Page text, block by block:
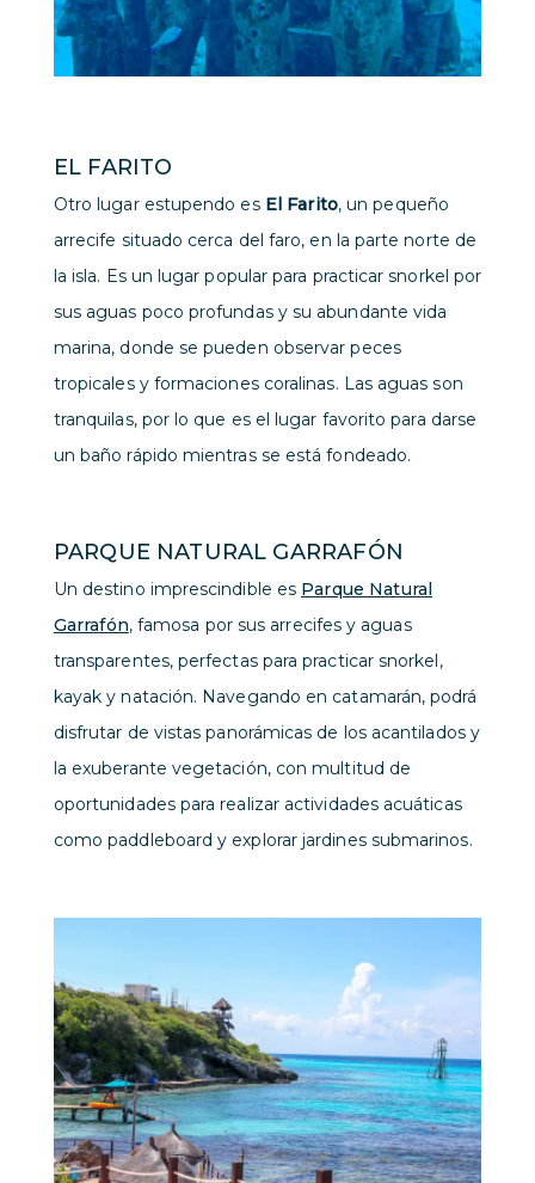
EL FARITO
Otro lugar estupendo es El Farito, un pequeño
arrecife situado cerca del faro, en la parte norte de
la isla. Es un lugar popular para practicar snorkel por
sus aguas poco profundas y su abundante vida
marina, donde se pueden observar peces
tropicales y formaciones coralinas. Las aguas son
tranquilas, por lo que es el lugar favorito para darse
un baño rápido mientras se está fondeado.
PARQUE NATURAL GARRAFÓN
Un destino imprescindible es Parque Natural
Garrafón, famosa por sus arrecifes y aguas
transparentes, perfectas para practicar snorkel,
kayak y natación. Navegando en catamarán, podrá
disfrutar de vistas panorámicas de los acantilados y
la exuberante vegetación, con multitud de
oportunidades para realizar actividades acuáticas
como paddleboard y explorar jardines submarinos.